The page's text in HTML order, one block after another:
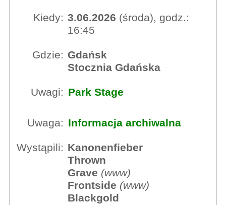
Kiedy: 3.06.2026 (środa), godz.:
16:45
Gdzie: Gdańsk
Stocznia Gdańska
Uwagi: Park Stage
Uwaga: Informacja archiwalna
Wystąpili: Kanonenfieber
Thrown
Grave (www)
Frontside (www)
Blackgold